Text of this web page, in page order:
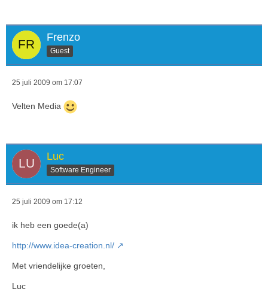
Frenzo
Guest
25 juli 2009 om 17:07
Velten Media
Luc
Software Engineer
25 juli 2009 om 17:12
ik heb een goede(a)
http://www.idea-creation.nl/
Met vriendelijke groeten,
Luc